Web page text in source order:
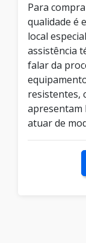
Para
qualidade é
local
assistência
falar da
resistentes,
apresentam
atuar de